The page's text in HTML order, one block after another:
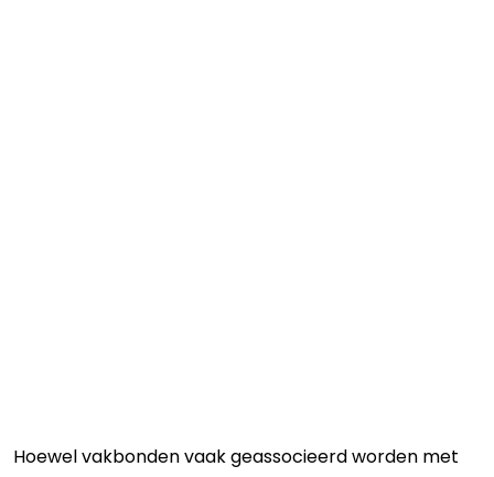
Hoewel vakbonden vaak geassocieerd worden met